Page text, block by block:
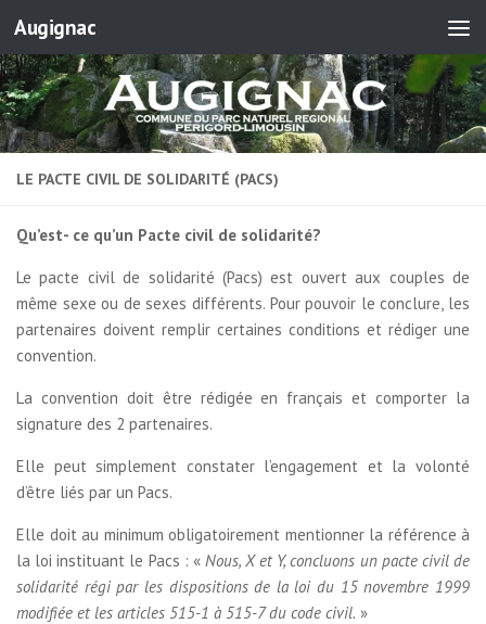
Skip to content
Augignac
LE PACTE CIVIL DE SOLIDARITÉ (PACS)
Qu’est- ce qu’un Pacte civil de solidarité?
Le pacte civil de solidarité (Pacs) est ouvert aux couples de
même sexe ou de sexes différents. Pour pouvoir le conclure, les
partenaires doivent remplir certaines conditions et rédiger une
convention.
La convention doit être rédigée en français et comporter la
signature des 2 partenaires.
Elle peut simplement constater l’engagement et la volonté
d’être liés par un Pacs.
Elle doit au minimum obligatoirement mentionner la référence à
la loi instituant le Pacs : « Nous, X et Y, concluons un pacte civil de
solidarité régi par les dispositions de la loi du 15 novembre 1999
modifiée et les articles 515-1 à 515-7 du code civil. »